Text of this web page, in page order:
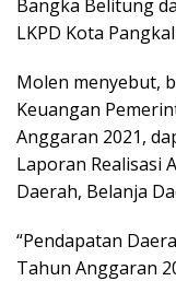
Bangka Belitung
LKPD Kota
Molen menyebut,
Keuangan
Anggaran 2021,
Laporan Realisasi
Daerah, Belanja
“Pendapatan
Tahun Anggaran